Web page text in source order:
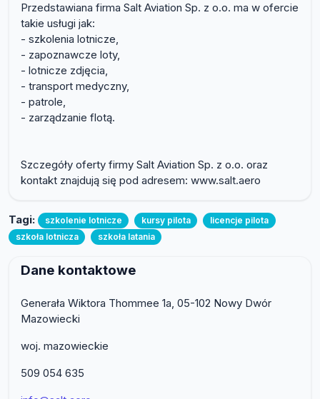
Przedstawiana firma Salt Aviation Sp. z o.o. ma w ofercie
takie usługi jak:
- szkolenia lotnicze,
- zapoznawcze loty,
- lotnicze zdjęcia,
- transport medyczny,
- patrole,
- zarządzanie flotą.
Szczegóły oferty firmy Salt Aviation Sp. z o.o. oraz
kontakt znajdują się pod adresem: www.salt.aero
Tagi: szkolenie lotnicze kursy pilota
licencje pilota
szkoła lotnicza
szkoła latania
Dane kontaktowe
Generała Wiktora Thommee 1a, 05-102 Nowy Dwór
Mazowiecki
woj. mazowieckie
509 054 635